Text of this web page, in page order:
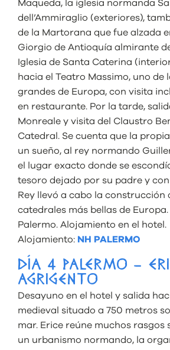
Maqueda, la iglesia normanda
dell’Ammiraglio (exteriores),
de la Martorana que fue alzada
Giorgio de Antioquía almirante
Iglesia de Santa Caterina
hacia el Teatro Massimo, uno de
grandes de Europa, con visita
en restaurante. Por la tarde,
Monreale y visita del Claustro
Catedral. Se cuenta que la
un sueño, al rey normando
el lugar exacto donde se
tesoro dejado por su padre y con
Rey llevó a cabo la construcción
catedrales más bellas de Europa.
Palermo. Alojamiento en el hotel.
Alojamiento: NH PALERMO
DÍA 4 PALERMO –
AGRIGENTO
Desayuno en el hotel y salida
medieval situado a 750 metros
mar. Erice reúne muchos rasgos
un urbanismo normando, la